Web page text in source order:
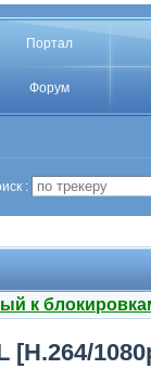
Портал
Форум
:
к
[H.264/